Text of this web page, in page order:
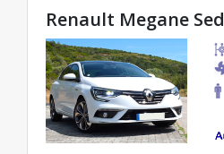
Renault Megane